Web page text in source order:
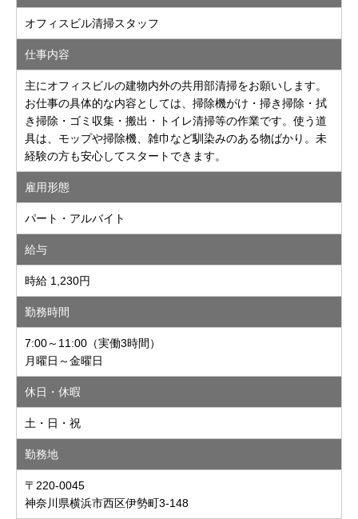
オフィスビル清掃スタッフ
仕事内容
主にオフィスビルの建物内外の共用部清掃をお願いします。
お仕事の具体的な内容としては、掃除機がけ・掃き掃除・拭
き掃除・ゴミ収集・搬出・トイレ清掃等の作業です。使う道
具は、モップや掃除機、雑巾など馴染みのある物ばかり。未
経験の方も安心してスタートできます。
雇用形態
パート・アルバイト
給与
時給 1,230円
勤務時間
7:00～11:00（実働3時間）
月曜日～金曜日
休日・休暇
土・日・祝
勤務地
〒220-0045
神奈川県横浜市西区伊勢町3-148